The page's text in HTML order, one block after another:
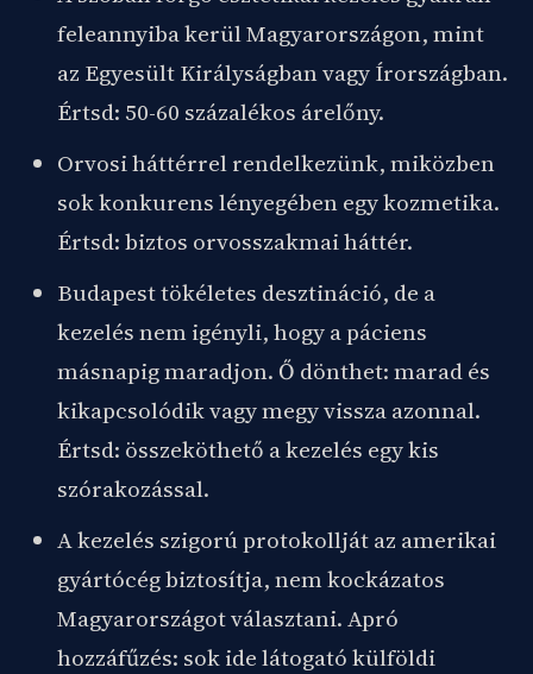
feleannyiba kerül Magyarországon, mint
az Egyesült Királyságban vagy Írországban.
Értsd: 50-60 százalékos árelőny.
Orvosi háttérrel rendelkezünk, miközben
sok konkurens lényegében egy kozmetika.
Értsd: biztos orvosszakmai háttér.
Budapest tökéletes desztináció, de a
kezelés nem igényli, hogy a páciens
másnapig maradjon. Ő dönthet: marad és
kikapcsolódik vagy megy vissza azonnal.
Értsd: összeköthető a kezelés egy kis
szórakozással.
A kezelés szigorú protokollját az amerikai
gyártócég biztosítja, nem kockázatos
Magyarországot választani. Apró
hozzáfűzés: sok ide látogató külföldi